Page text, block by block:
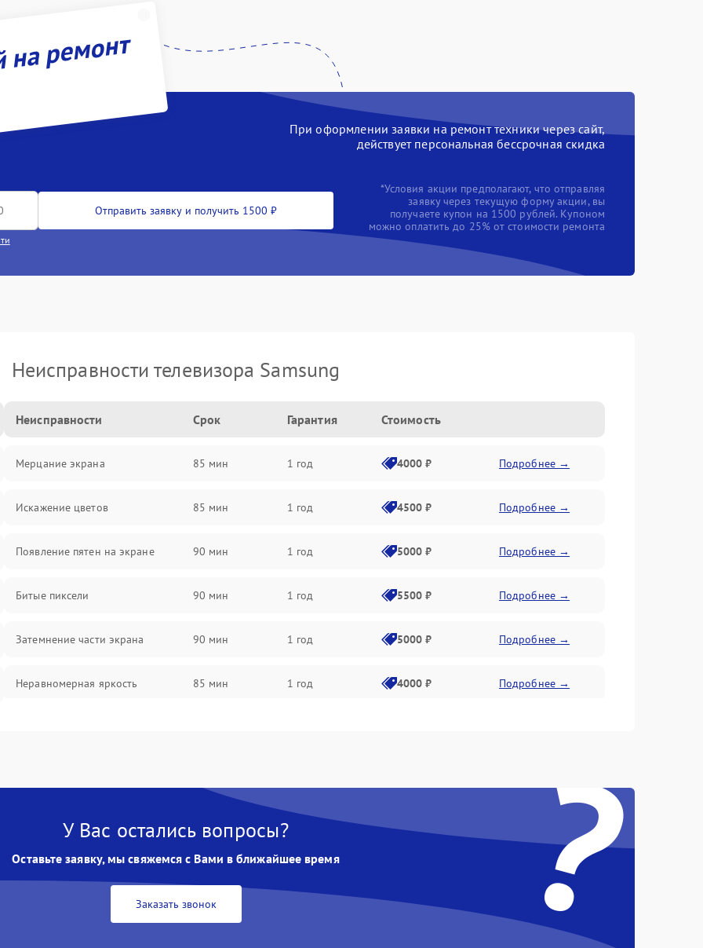
ремонт
При оформлении заявки на ремонт техники через сайт,
действует персональная бессрочная скидка
Отправить заявку и получить 1500 ₽
*Условия акции предполагают, что отправляя
заявку через текущую форму акции, вы
получаете купон на 1500 рублей. Купоном
можно оплатить до 25% от стоимости ремонта
Неисправности телевизора Samsung
Неисправности Срок Гарантия Стоимость
Мерцание экрана 85 мин 1 год 4000 ₽ Подробнее →
Искажение цветов 85 мин 1 год 4500 ₽ Подробнее →
Появление пятен на экране 90 мин 1 год 5000 ₽ Подробнее →
Битые пиксели 90 мин 1 год 5500 ₽ Подробнее →
Затемнение части экрана 90 мин 1 год 5000 ₽ Подробнее →
Неравномерная яркость 85 мин 1 год 4000 ₽ Подробнее →
?
У Вас остались вопросы?
Оставьте заявку, мы свяжемся с Вами в ближайшее время
Заказать звонок